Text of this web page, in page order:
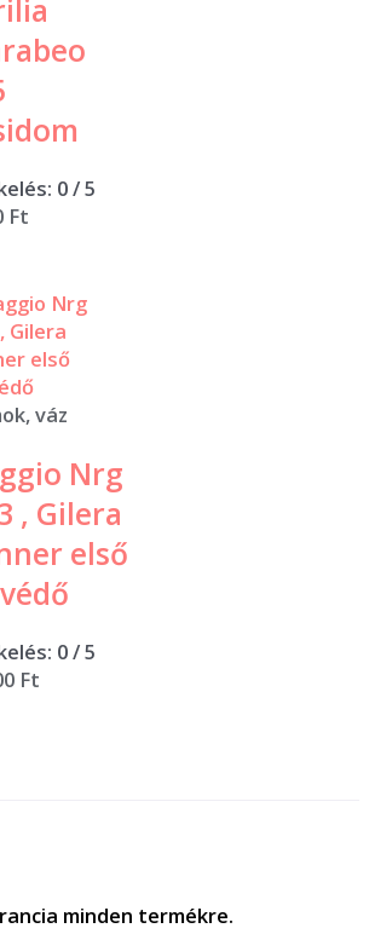
0/ 5
Ft
váz
Nrg
, Gilera
első
0/ 5
Ft
minden termékre.